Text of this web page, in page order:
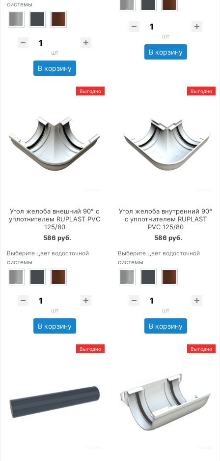
системы
шт
В корзину
шт
В корзину
Выгодно
Угол желоба внешний 90° с
уплотнителем RUPLAST PVC
125/80
586 руб.
Выберите цвет водосточной
системы
шт
В корзину
Выгодно
Угол желоба внутренний 90°
с уплотнителем RUPLAST
PVC 125/80
586 руб.
Выберите цвет водосточной
системы
шт
В корзину
Выгодно Выгодно